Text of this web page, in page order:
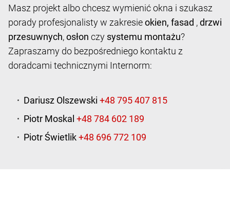
Masz projekt albo chcesz wymienić okna i szukasz
porady profesjonalisty w zakresieokien, fasad ,drzwi
przesuwnych,osłon czy systemu montażu?
Zapraszamy do bezpośredniego kontaktu z
doradcami technicznymi Internorm:
Dariusz Olszewski
Piotr Moskal
Piotr Świetlik